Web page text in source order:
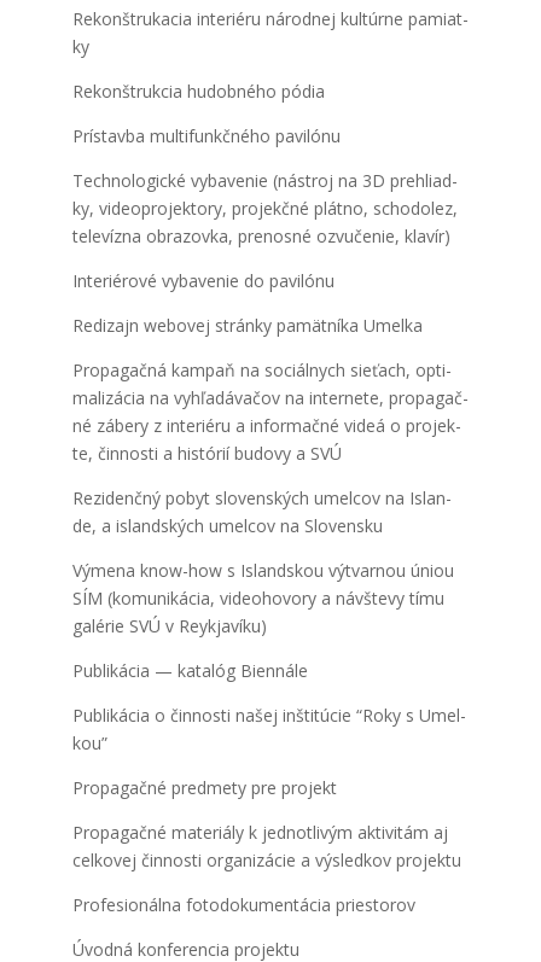
Rekon­štru­ka­cia inte­ri­é­ru národ­nej kul­túr­ne pamiat­
ky
Rekon­štruk­cia hudob­né­ho pódia
Prí­stav­ba mul­ti­funkč­né­ho pavi­ló­nu
Tech­no­lo­gic­ké vyba­ve­nie (nástroj na 3D pre­hliad­
ky, video­p­ro­jek­to­ry, pro­jekč­né plát­no, scho­do­lez,
tele­víz­na obra­zov­ka, pre­nos­né ozvu­če­nie, kla­vír)
Inte­ri­é­ro­vé vyba­ve­nie do pavi­ló­nu
Redi­zajn webo­vej strán­ky pamät­ní­ka Umel­ka
Pro­pa­gač­ná kam­paň na sociál­nych sie­ťach, opti­
ma­li­zá­cia na vyhľa­dá­va­čov na inter­ne­te, pro­pa­gač­
né zábe­ry z inte­ri­é­ru a infor­mač­né videá o pro­jek­
te, čin­nos­ti a his­tó­rií budo­vy a SVÚ
Rezi­denč­ný pobyt slo­ven­ských umel­cov na Islan­
de, a island­ských umel­cov na Slo­ven­sku
Výme­na know-how s Island­skou výtvar­nou úni­ou
SÍM (komu­ni­ká­cia, video­ho­vo­ry a náv­šte­vy tímu
galé­rie SVÚ v Reyk­ja­ví­ku)
Pub­li­ká­cia — kata­lóg Bien­ná­le
Pub­li­ká­cia o čin­nos­ti našej inšti­tú­cie “Roky s Umel­
kou”
Pro­pa­gač­né pred­me­ty pre pro­jekt
Pro­pa­gač­né mate­riá­ly k jed­not­li­vým akti­vi­tám aj
cel­ko­vej čin­nos­ti orga­ni­zá­cie a výsled­kov pro­jek­tu
Pro­fe­si­onál­na foto­do­ku­men­tá­cia pries­to­rov
Úvod­ná kon­fe­ren­cia pro­jek­tu